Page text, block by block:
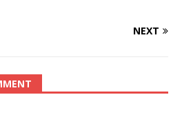
NEXT